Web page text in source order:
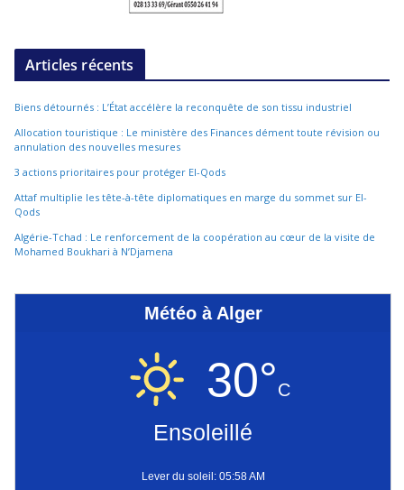
Articles récents
Biens détournés : L’État accélère la reconquête de son tissu industriel
Allocation touristique : Le ministère des Finances dément toute révision ou
annulation des nouvelles mesures
3 actions prioritaires pour protéger El-Qods
Attaf multiplie les tête-à-tête diplomatiques en marge du sommet sur El-
Qods
Algérie-Tchad : Le renforcement de la coopération au cœur de la visite de
Mohamed Boukhari à N’Djamena
Météo à Alger
30°C
Ensoleillé
Lever du soleil: 05:58 AM